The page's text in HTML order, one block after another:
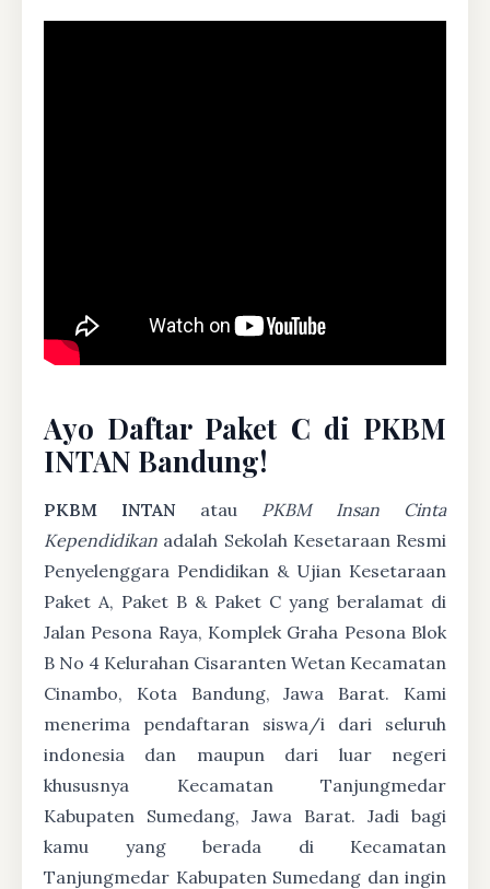
Ayo Daftar Paket C di PKBM
INTAN Bandung!
PKBM INTAN atau PKBM Insan Cinta
Kependidikan adalah Sekolah Kesetaraan Resmi
Penyelenggara Pendidikan & Ujian Kesetaraan
Paket A, Paket B & Paket C yang beralamat di
Jalan Pesona Raya, Komplek Graha Pesona Blok
B No 4 Kelurahan Cisaranten Wetan Kecamatan
Cinambo, Kota Bandung, Jawa Barat. Kami
menerima pendaftaran siswa/i dari seluruh
indonesia dan maupun dari luar negeri
khususnya Kecamatan Tanjungmedar
Kabupaten Sumedang, Jawa Barat. Jadi bagi
kamu yang berada di Kecamatan
Tanjungmedar Kabupaten Sumedang dan ingin